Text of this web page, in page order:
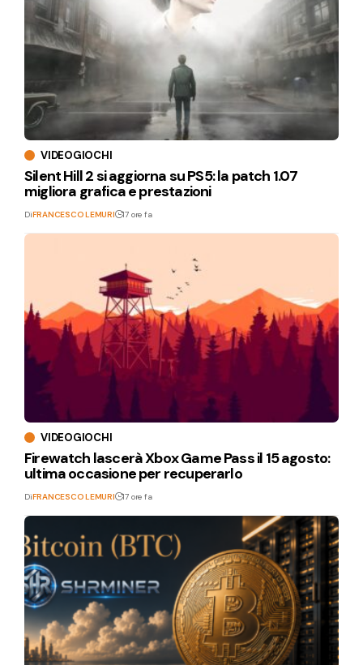
VIDEOGIOCHI
Silent Hill 2 si aggiorna su PS5: la patch 1.07
migliora grafica e prestazioni
DiFRANCESCO LEMURI 17 ore fa
VIDEOGIOCHI
Firewatch lascerà Xbox Game Pass il 15 agosto:
ultima occasione per recuperarlo
DiFRANCESCO LEMURI 17 ore fa